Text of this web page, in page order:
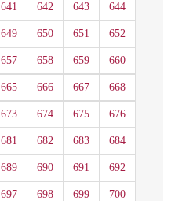
641 642 643 644
649 650 651 652
657 658 659 660
665 666 667 668
673 674 675 676
681 682 683 684
689 690 691 692
697 698 699 700